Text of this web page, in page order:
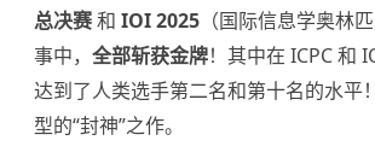
总决赛和 IOI 2025 （国际信息学奥林
事中， 全部斩获金牌！其中在 ICPC 和
达到了人类选手第二名和第十名的水平
型的“封神”之作。